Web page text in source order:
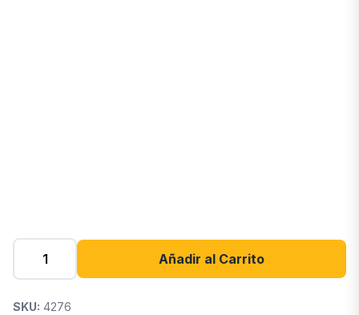
Añadir al Carrito
SKU: 4276